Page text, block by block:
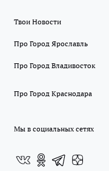
Твои Новости
Про Город Ярославль
Про Город Владивосток
Про Город Краснодара
Мы в социальных сетях